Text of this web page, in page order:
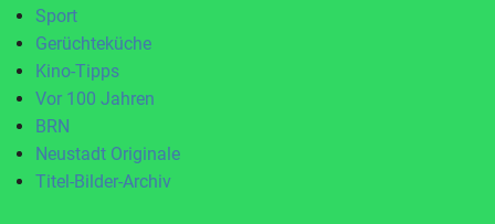
Sport
Gerüchteküche
Kino-Tipps
Vor 100 Jahren
BRN
Neustadt Originale
Titel-Bilder-Archiv